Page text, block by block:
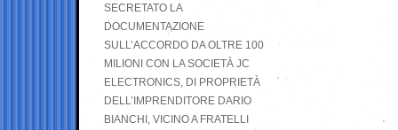
SECRETATO LA
DOCUMENTAZIONE
SULL’ACCORDO DA OLTRE 100
MILIONI CON LA SOCIETÀ JC
ELECTRONICS, DI PROPRIETÀ
DELL’IMPRENDITORE DARIO
BIANCHI, VICINO A FRATELLI